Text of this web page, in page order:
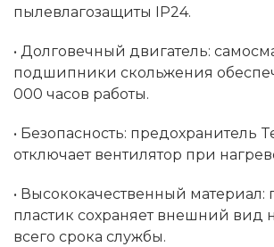
пылевлагозащиты IP24.
• Долговечный двигатель:
подшипники скольжения
000 часов работы.
• Безопасность: предохранитель
отключает вентилятор при
• Высококачественный материал:
пластик сохраняет внешний вид
всего срока службы.